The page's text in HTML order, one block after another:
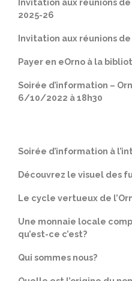
Invitation aux réunions
2025-26
Invitation aux réunions
Payer en eOrno à la
Soirée d’information –
6/10/2022 à 18h30
Soirée d’information à
Découvrez le visuel des
Le cycle vertueux de
​Une monnaie locale
qu’est-ce c’est?
Qui sommes nous?